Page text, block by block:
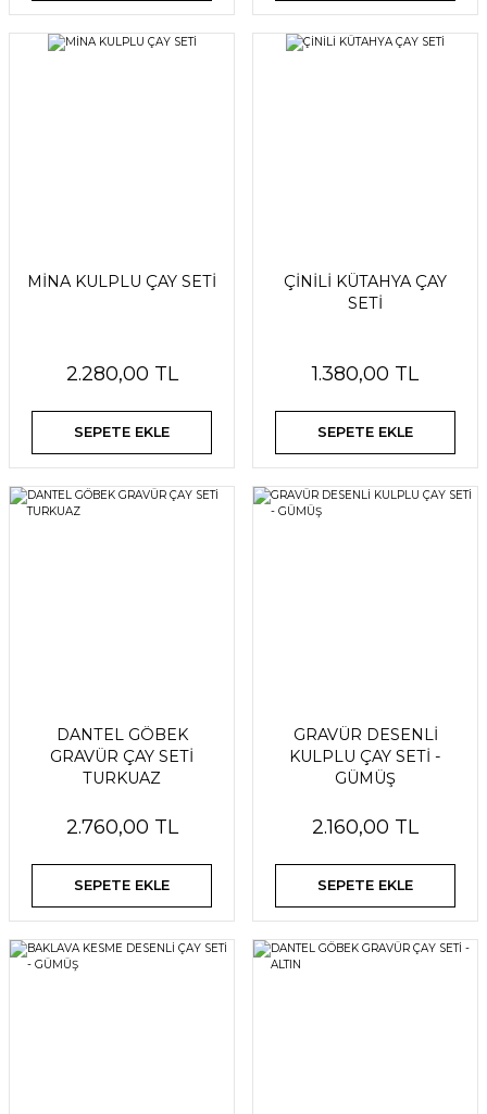
MİNA KULPLU ÇAY SETİ
2.280,00 TL
SEPETE EKLE
ÇİNİLİ KÜTAHYA ÇAY
SETİ
1.380,00 TL
SEPETE EKLE
DANTEL GÖBEK
GRAVÜR ÇAY SETİ
TURKUAZ
2.760,00 TL
SEPETE EKLE
GRAVÜR DESENLİ
KULPLU ÇAY SETİ -
GÜMÜŞ
2.160,00 TL
SEPETE EKLE